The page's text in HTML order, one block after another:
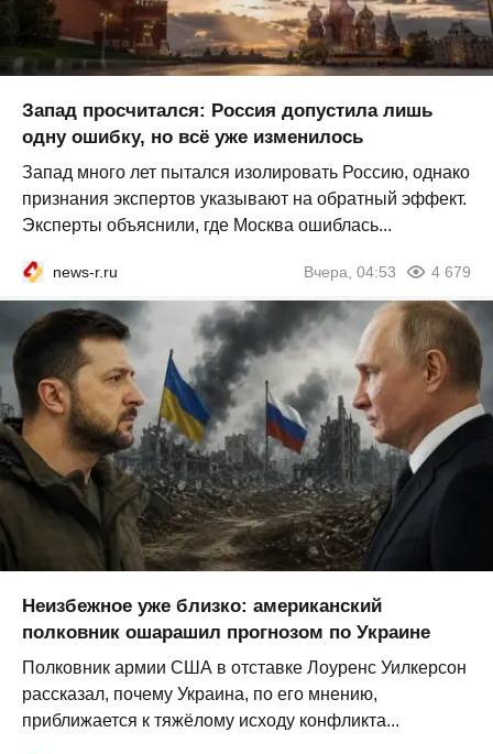
Запад просчитался: Россия допустила лишь
одну ошибку, но всё уже изменилось
Запад много лет пытался изолировать Россию, однако
признания экспертов указывают на обратный эффект.
Эксперты объяснили, где Москва ошиблась...
news-r.ru Вчера, 04:53 4 679
Неизбежное уже близко: американский
полковник ошарашил прогнозом по Украине
Полковник армии США в отставке Лоуренс Уилкерсон
рассказал, почему Украина, по его мнению,
приближается к тяжёлому исходу конфликта...